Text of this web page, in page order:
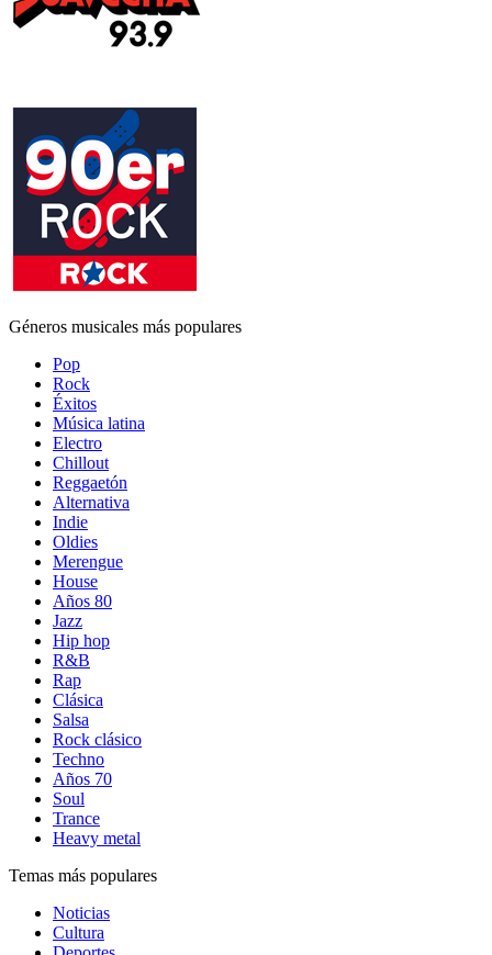
Géneros musicales más populares
Pop
Rock
Éxitos
Música latina
Electro
Chillout
Reggaetón
Alternativa
Indie
Oldies
Merengue
House
Años 80
Jazz
Hip hop
R&B
Rap
Clásica
Salsa
Rock clásico
Techno
Años 70
Soul
Trance
Heavy metal
Temas más populares
Noticias
Cultura